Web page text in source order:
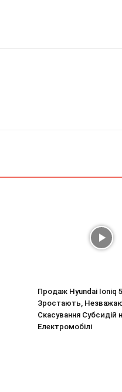
Продаж Hyundai Ioniq 5
Зростають,
Скасування Субсидій
Електромобілі